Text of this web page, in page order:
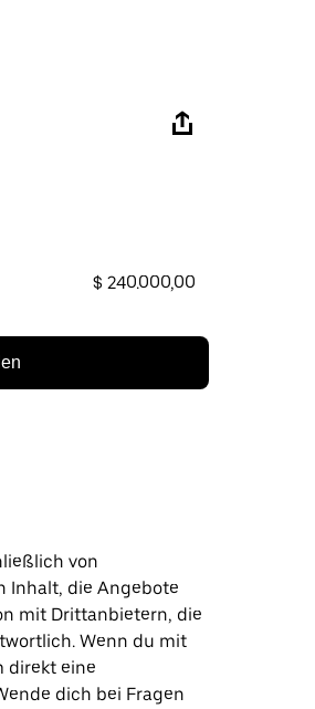
$ 240.000,00
von
Inhalt, die Angebote
mit Drittanbietern, die
Wenn du mit
direkt eine
dich bei Fragen